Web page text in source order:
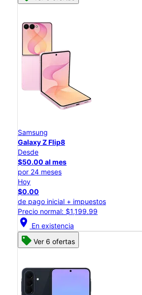
Samsung
Galaxy Z Flip8
Desde
$50.00 al mes
por 24 meses
Hoy
$0.00
de pago inicial + impuestos
Precio normal: $1,199.99
location_on En existencia
Ver 6 ofertas